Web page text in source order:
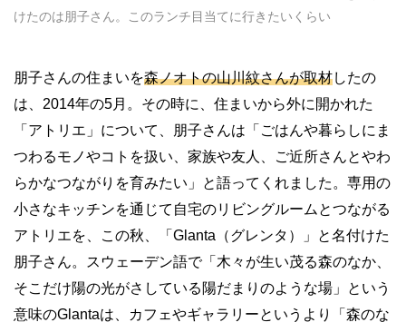
けたのは朋子さん。このランチ目当てに行きたいくらい
朋子さんの住まいを森ノオトの山川紋さんが取材したの
は、2014年の5月。その時に、住まいから外に開かれた
「アトリエ」について、朋子さんは「ごはんや暮らしにま
つわるモノやコトを扱い、家族や友人、ご近所さんとやわ
らかなつながりを育みたい」と語ってくれました。専用の
小さなキッチンを通じて自宅のリビングルームとつながる
アトリエを、この秋、「Glanta（グレンタ）」と名付けた
朋子さん。スウェーデン語で「木々が生い茂る森のなか、
そこだけ陽の光がさしている陽だまりのような場」という
意味のGlantaは、カフェやギャラリーというより「森のな